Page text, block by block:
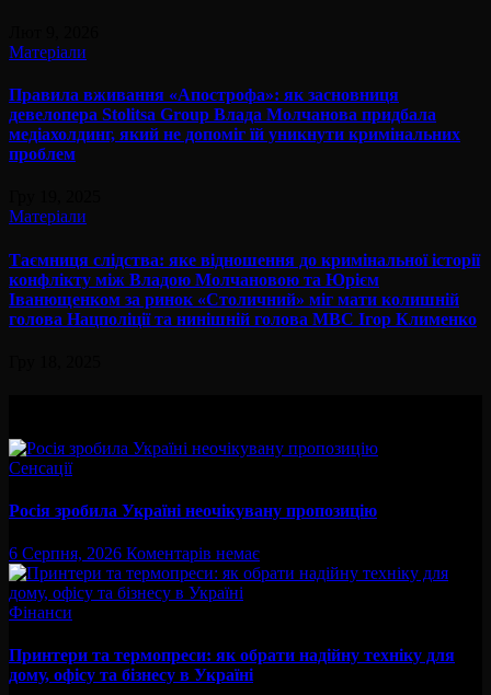
Матеріали
Правила вживання «Апострофа»: як засновниця
девелопера Stolitsa Group Влада Молчанова придбала
медіахолдинг, який не допоміг їй уникнути кримінальних
проблем
Матеріали
Таємниця слідства: яке відношення до кримінальної історії
конфлікту між Владою Молчановою та Юрієм
Іванющенком за ринок «Столичний» міг мати колишній
голова Нацполіції та нинішній голова МВС Ігор Клименко
Сенсації
Росія зробила Україні неочікувану пропозицію
6 Серпня, 2026 Коментарів немає
Фінанси
Принтери та термопреси: як обрати надійну техніку для
дому, офісу та бізнесу в Україні